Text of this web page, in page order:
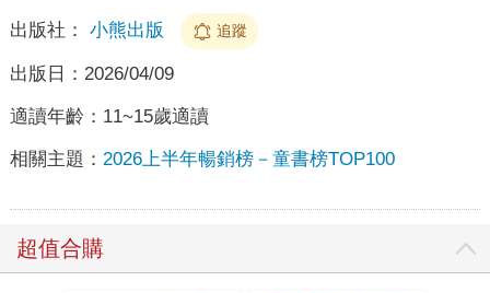
出版社： 小熊出版 追蹤
出版日： 2026/04/09
適讀年齡： 11~15歲適讀
相關主題： 2026上半年暢銷榜－童書榜TOP100
超值合購